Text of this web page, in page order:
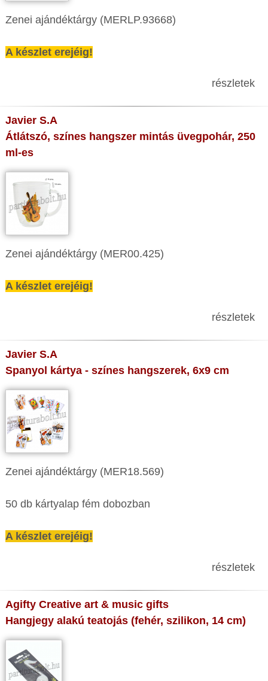
Zenei ajándéktárgy (MERLP.93668)
A készlet erejéig!
részletek
Javier S.A
Átlátszó, színes hangszer mintás üvegpohár, 250
ml-es
Zenei ajándéktárgy (MER00.425)
A készlet erejéig!
részletek
Javier S.A
Spanyol kártya - színes hangszerek, 6x9 cm
Zenei ajándéktárgy (MER18.569)
50 db kártyalap fém dobozban
A készlet erejéig!
részletek
Agifty Creative art & music gifts
Hangjegy alakú teatojás (fehér, szilikon, 14 cm)